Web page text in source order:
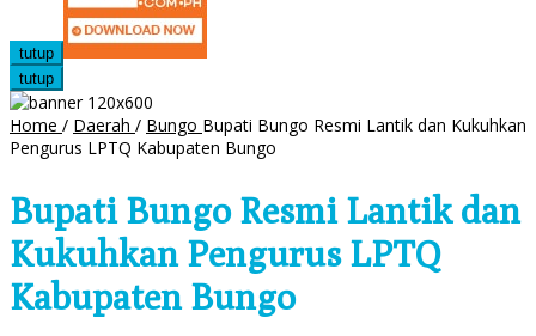
tutup
tutup
Home / Daerah / Bungo Bupati Bungo Resmi Lantik dan Kukuhkan
Pengurus LPTQ Kabupaten Bungo
Bupati Bungo Resmi Lantik dan
Kukuhkan Pengurus LPTQ
Kabupaten Bungo